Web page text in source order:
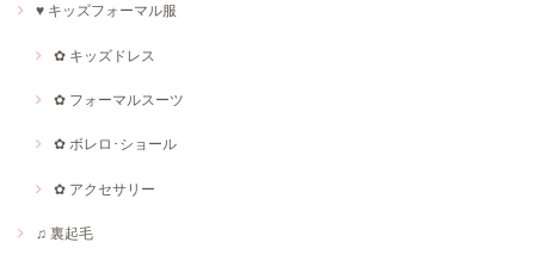
♥ キッズフォーマル服
✿ キッズドレス
✿ フォーマルスーツ
✿ ボレロ･ショール
✿ アクセサリー
♫ 裏起毛